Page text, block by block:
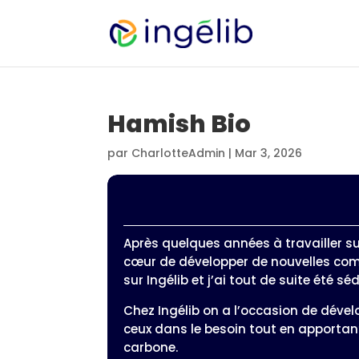
Hamish Bio
par CharlotteAdmin | Mar 3, 2026
Après quelques années à travailler
cœur de développer de nouvelles
sur Ingélib et j’ai tout de suite été
Chez Ingélib on a l’occasion de
ceux dans le besoin tout en
carbone.